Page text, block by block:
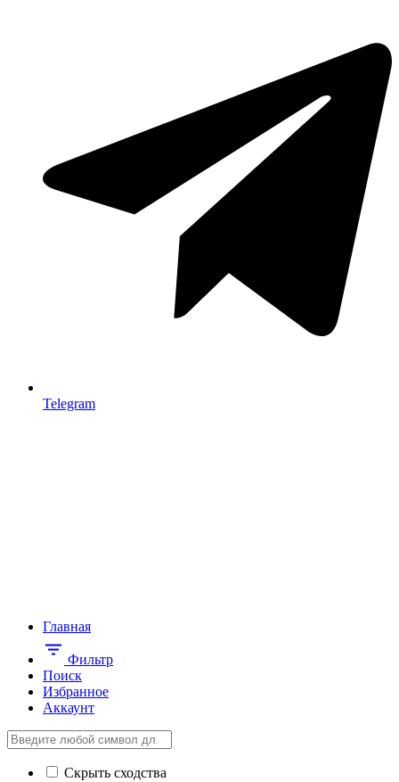
Telegram
Главная
Фильтр
Поиск
Избранное
Аккаунт
Скрыть сходства